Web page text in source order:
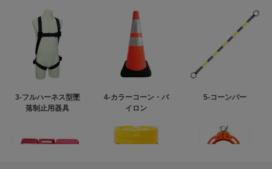
3-フルハーネス型墜
落制止用器具
4-カラーコーン・パ
イロン
5-コーンバー